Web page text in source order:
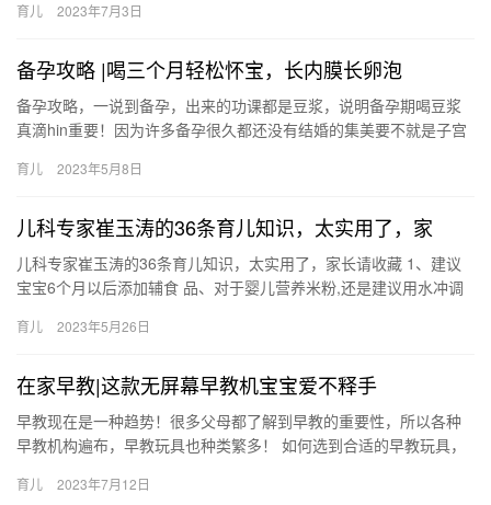
育儿 2023年7月3日
备孕攻略 |喝三个月轻松怀宝，长内膜长卵泡
备孕攻略，一说到备孕，出来的功课都是豆浆，说明备孕期喝豆浆
真滴hin重要！因为许多备孕很久都还没有结婚的集美要不就是子宫
育儿 2023年5月8日
儿科专家崔玉涛的36条育儿知识，太实用了，家
儿科专家崔玉涛的36条育儿知识，太实用了，家长请收藏 1、建议
宝宝6个月以后添加辅食 品、对于婴儿营养米粉,还是建议用水冲调
育儿 2023年5月26日
在家早教|这款无屏幕早教机宝宝爱不释手
早教现在是一种趋势！很多父母都了解到早教的重要性，所以各种
早教机构遍布，早教玩具也种类繁多！ 如何选到合适的早教玩具，
父…
育儿 2023年7月12日